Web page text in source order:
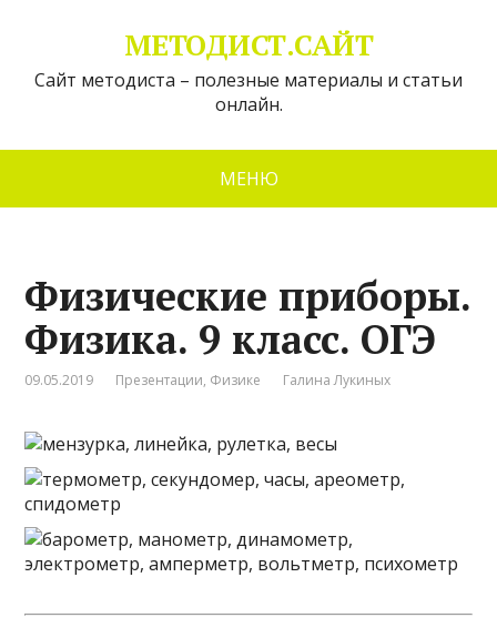
МЕТОДИСТ.САЙТ
Сайт методиста – полезные материалы и статьи
онлайн.
МЕНЮ
Физические приборы.
Физика. 9 класс. ОГЭ
09.05.2019 Презентации, Физике Галина Лукиных